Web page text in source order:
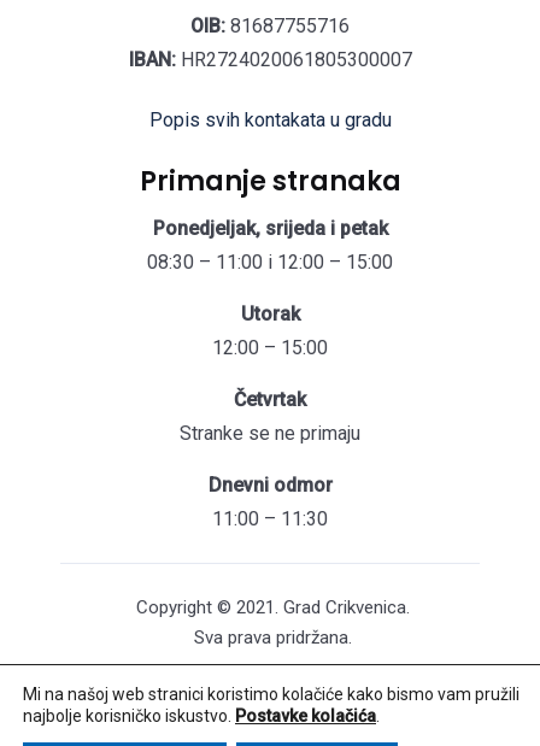
OIB: 81687755716
IBAN:HR2724020061805300007
Popis svih kontakata u gradu
Primanje stranaka
Ponedjeljak, srijeda i petak
08:30 – 11:00 i 12:00 – 15:00
Utorak
12:00 – 15:00
Četvrtak
Stranke se ne primaju
Dnevni odmor
11:00 – 11:30
Copyright © 2021. Grad Crikvenica.
Sva prava pridržana.
Pristupačnost mrežnih stranica
Održavanje web stranica: UNICITAS / Izrada:
Mi na našoj web stranici koristimo kolačiće kako bismo vam pružili
najbolje korisničko iskustvo.
Postavke kolačića